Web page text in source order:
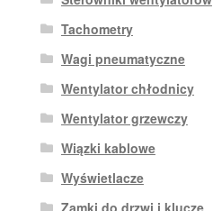
Tachometry
Wagi pneumatyczne
Wentylator chłodnicy
Wentylator grzewczy
Wiązki kablowe
Wyświetlacze